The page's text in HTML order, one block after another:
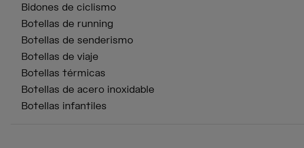
Bidones de ciclismo
Botellas de running
Botellas de senderismo
Botellas de viaje
Botellas térmicas
Botellas de acero inoxidable
Botellas infantiles